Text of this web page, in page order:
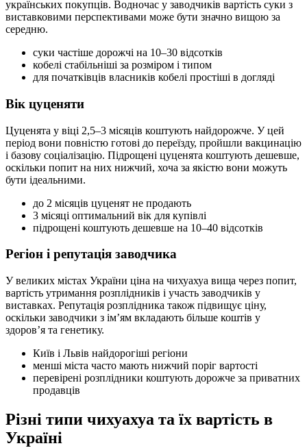
українських покупців. Водночас у заводчиків вартість суки з
виставковими перспективами може бути значно вищою за
середню.
суки частіше дорожчі на 10–30 відсотків
кобелі стабільніші за розміром і типом
для початківців власників кобелі простіші в догляді
Вік цуценяти
Цуценята у віці 2,5–3 місяців коштують найдорожче. У цей
період вони повністю готові до переїзду, пройшли вакцинацію
і базову соціалізацію. Підрощені цуценята коштують дешевше,
оскільки попит на них нижчий, хоча за якістю вони можуть
бути ідеальними.
до 2 місяців цуценят не продають
3 місяці оптимальний вік для купівлі
підрощені коштують дешевше на 10–40 відсотків
Регіон і репутація заводчика
У великих містах України ціна на чихуахуа вища через попит,
вартість утримання розплідників і участь заводчиків у
виставках. Репутація розплідника також підвищує ціну,
оскільки заводчики з імʼям вкладають більше коштів у
здоровʼя та генетику.
Київ і Львів найдорогіші регіони
менші міста часто мають нижчий поріг вартості
перевірені розплідники коштують дорожче за приватних
продавців
Різні типи чихуахуа та їх вартість в
Україні